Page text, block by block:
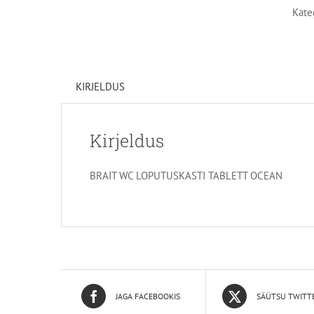
KIRJELDUS
Kirjeldus
BRAIT WC LOPUTUSKASTI TABLETT OCEAN
JAGA FACEBOOKIS SÄÜTSU